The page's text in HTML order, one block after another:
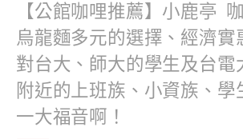
【公館咖哩推薦】小鹿亭
烏龍麵多元的選擇、經濟實
對台大、師大的學生及台電
附近的上班族、小資族、學
一大福音啊！